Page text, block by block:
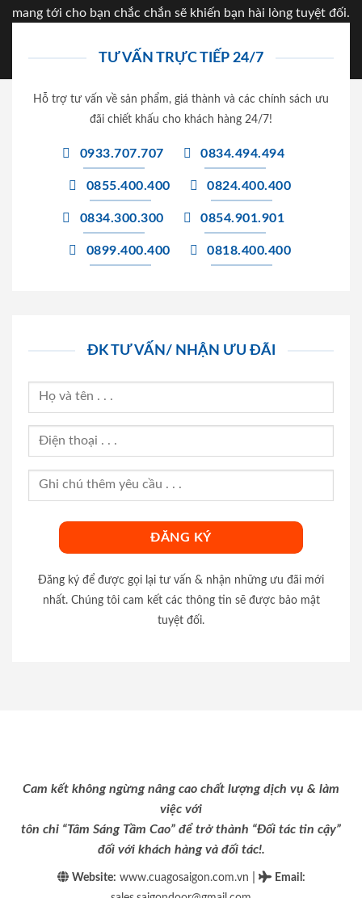
mang tới cho bạn chắc chắn sẽ khiến bạn hài lòng tuyệt đối.
TƯ VẤN TRỰC TIẾP 24/7
Hỗ trợ tư vấn về sản phẩm, giá thành và các chính sách ưu
đãi chiết khấu cho khách hàng 24/7!
0933.707.707 0834.494.494
0855.400.400 0824.400.400
0834.300.300 0854.901.901
0899.400.400 0818.400.400
ĐK TƯ VẤN/ NHẬN ƯU ĐÃI
Đăng ký để được gọi lại tư vấn & nhận những ưu đãi mới
nhất. Chúng tôi cam kết các thông tin sẽ được bảo mật
tuyệt đối.
Cam kết không ngừng nâng cao chất lượng dịch vụ & làm
việc với
tôn chỉ “Tâm Sáng Tầm Cao” để trở thành “Đối tác tin cậy”
đối với khách hàng và đối tác!.
Website: www.cuagosaigon.com.vn Email :